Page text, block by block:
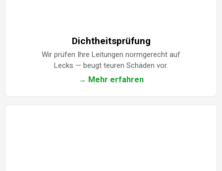
Dichtheitsprüfung
Wir prüfen Ihre Leitungen normgerecht auf
Lecks — beugt teuren Schäden vor.
→ Mehr erfahren